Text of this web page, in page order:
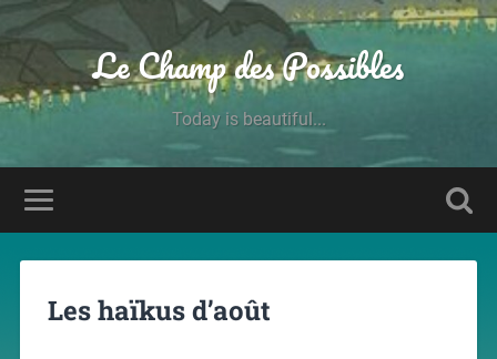
Le Champ des Possibles
Today is beautiful...
Les haïkus d’août